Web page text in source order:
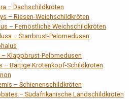
– Dachschildkröten
– Riesen-Weichschildkröten
– Fernöstliche Weichschildkröten
– Starrbrust-Pelomedusen
Klappbrust-Pelomedusen
– Bärtige Krötenkopf-Schildkröten
– Schienenschildkröten
– Südafrikanische Landschildkröten